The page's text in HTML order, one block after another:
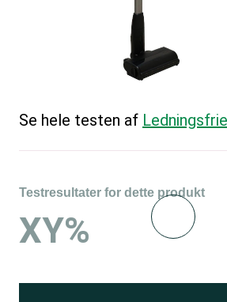
Se hele testen af
Testresultater for dette produkt
XY%